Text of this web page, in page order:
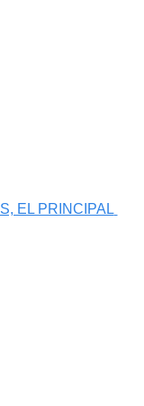
EL PRINCIPAL